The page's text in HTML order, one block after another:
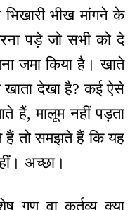
भीख मांगने के
पड़े जो सभी को दे
जमा किया है। खाते
खाता देखा है? कई ऐसे
हैं, मालूम नहीं पड़ता
तो समझते हैं कि यह
अच्छा।
गुण वा कर्तव्य क्या